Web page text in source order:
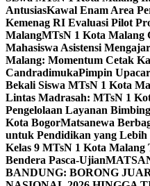
AntusiasKawal Enam Area
Kemenag RI Evaluasi Pilot
MalangMTsN 1 Kota Malang
Mahasiswa Asistensi
Malang: Momentum Cetak
CandradimukaPimpin
Bekali Siswa MTsN 1 Kota
Lintas Madrasah: MTsN 1
Pengelolaan Layanan
Kota BogorMatsanewa
untuk Pendidikan yang Lebih
Kelas 9 MTsN 1 Kota
Bendera Pasca-Ujian
BANDUNG: BORONG